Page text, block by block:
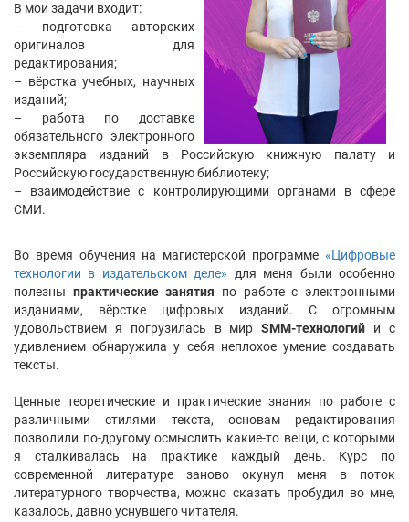
В мои задачи входит:
– подготовка авторских
оригиналов для
редактирования;
– вёрстка учебных, научных
изданий;
– работа по доставке
обязательного электронного
экземпляра изданий в Российскую книжную палату и
Российскую государственную библиотеку;
– взаимодействие с контролирующими органами в сфере
СМИ.
Во время обучения на магистерской программе «Цифровые
технологии в издательском деле» для меня были особенно
полезны практические занятия по работе с электронными
изданиями, вёрстке цифровых изданий. С огромным
удовольствием я погрузилась в мирSMM-технологий и с
удивлением обнаружила у себя неплохое умение создавать
тексты.
Ценные теоретические и практические знания по работе с
различными стилями текста, основам редактирования
позволили по-другому осмыслить какие-то вещи, с которыми
я сталкивалась на практике каждый день. Курс по
современной литературе заново окунул меня в поток
литературного творчества, можно сказать пробудил во мне,
казалось, давно уснувшего читателя.